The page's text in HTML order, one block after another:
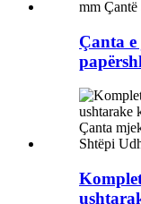
Çanta e